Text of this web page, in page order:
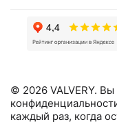
© 2026 VALVERY.
каждый раз, когда